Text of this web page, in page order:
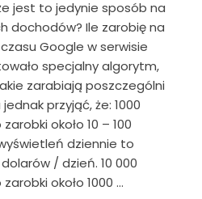
jest to jedynie sposób na
dochodów? Ile zarobię na
Google w serwisie
specjalny algorytm,
zarabiają poszczególni
przyjąć, że: 1000
około 10 – 100
dziennie to
/ dzień. 10 000
około 1000 ...